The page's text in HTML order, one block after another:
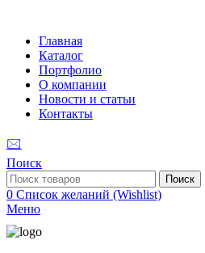
Главная
Каталог
Портфолио
О компании
Новости и статьи
Контакты
🖂
Поиск
Поиск
0 Список желаний (Wishlist)
Меню